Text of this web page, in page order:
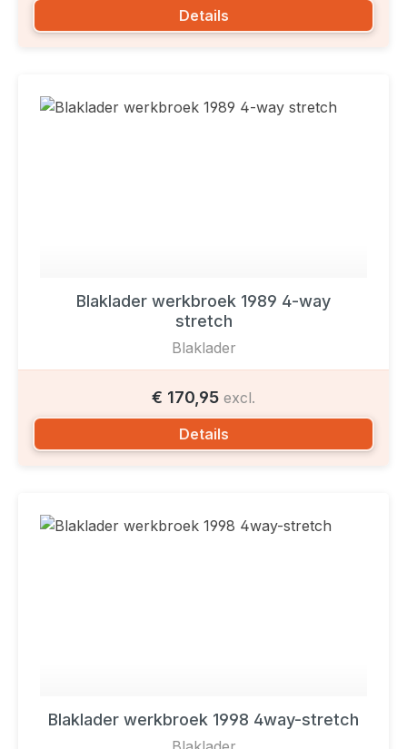
Details
Blaklader werkbroek 1989 4-way
stretch
Blaklader
€ 170,95 excl.
Details
Blaklader werkbroek 1998 4way-stretch